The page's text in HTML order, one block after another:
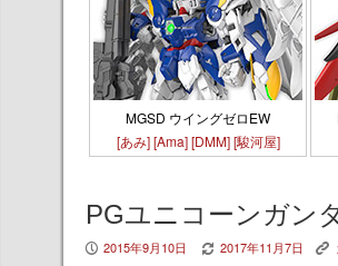
MGSD ウイングゼロEW
[あみ] [Ama] [DMM] [駿河屋]
PGユニコーンガン
P 2015年9月10日 V 2017年11月7日 K